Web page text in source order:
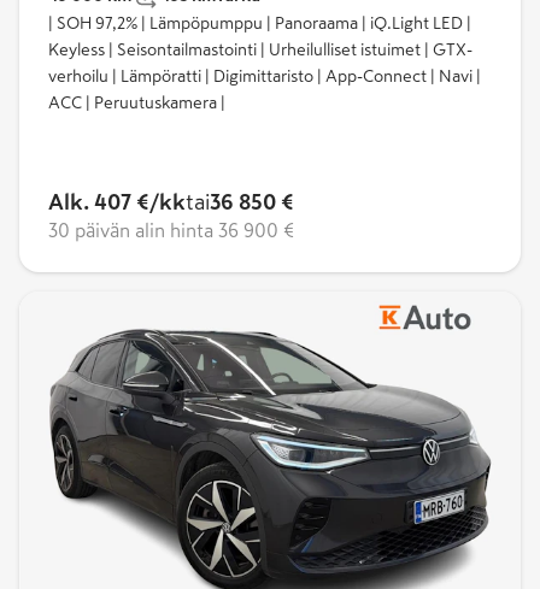
| SOH 97,2% | Lämpöpumppu | Panoraama | iQ.Light LED |
Keyless | Seisontailmastointi | Urheilulliset istuimet | GTX-
verhoilu | Lämpöratti | Digimittaristo | App-Connect | Navi |
ACC | Peruutuskamera |
Alk. 407 €/kktai36 850 €
30 päivän alin hinta 36 900 €